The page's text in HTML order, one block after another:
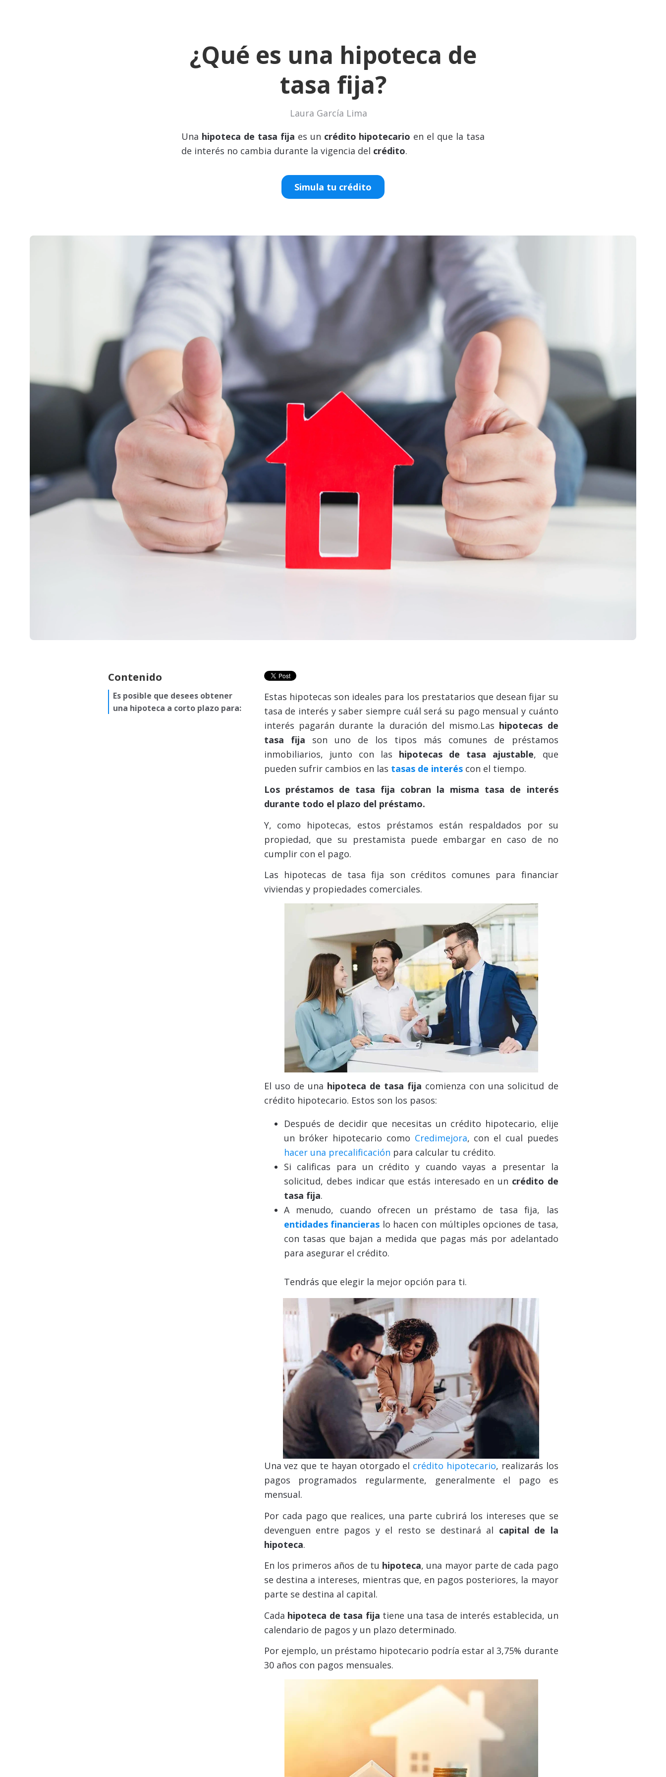
¿Qué es una hipoteca de
tasa fija?
Laura García Lima
Una hipoteca de tasa fija es un crédito hipotecario en el que la tasa
de interés no cambia durante la vigencia del crédito.
Simula tu crédito
Contenido
Es posible que desees obtener
una hipoteca a corto plazo para:
Estas hipotecas son ideales para los prestatarios que desean fijar su
tasa de interés y saber siempre cuál será su pago mensual y cuánto
interés pagarán durante la duración del mismo.Las hipotecas de
tasa fija son uno de los tipos más comunes de préstamos
inmobiliarios, junto con las hipotecas de tasa ajustable, que
pueden sufrir cambios en las tasas de interés con el tiempo.
Los préstamos de tasa fija cobran la misma tasa de interés
durante todo el plazo del préstamo.
Y, como hipotecas, estos préstamos están respaldados por su
propiedad, que su prestamista puede embargar en caso de no
cumplir con el pago.
Las hipotecas de tasa fija son créditos comunes para financiar
viviendas y propiedades comerciales.
El uso de una hipoteca de tasa fija comienza con una solicitud de
crédito hipotecario. Estos son los pasos:
Después de decidir que necesitas un crédito hipotecario, elije
un bróker hipotecario como Credimejora, con el cual puedes
hacer una precalificación para calcular tu crédito.
Si calificas para un crédito y cuando vayas a presentar la
solicitud, debes indicar que estás interesado en un crédito de
tasa fija.
A menudo, cuando ofrecen un préstamo de tasa fija, las
entidades financieras lo hacen con múltiples opciones de tasa,
con tasas que bajan a medida que pagas más por adelantado
para asegurar el crédito.
Tendrás que elegir la mejor opción para ti.
Una vez que te hayan otorgado el crédito hipotecario, realizarás los
pagos programados regularmente, generalmente el pago es
mensual.
Por cada pago que realices, una parte cubrirá los intereses que se
devenguen entre pagos y el resto se destinará al capital de la
hipoteca.
En los primeros años de tu hipoteca, una mayor parte de cada pago
se destina a intereses, mientras que, en pagos posteriores, la mayor
parte se destina al capital.
Cada hipoteca de tasa fija tiene una tasa de interés establecida, un
calendario de pagos y un plazo determinado.
Por ejemplo, un préstamo hipotecario podría estar al 3,75% durante
30 años con pagos mensuales.